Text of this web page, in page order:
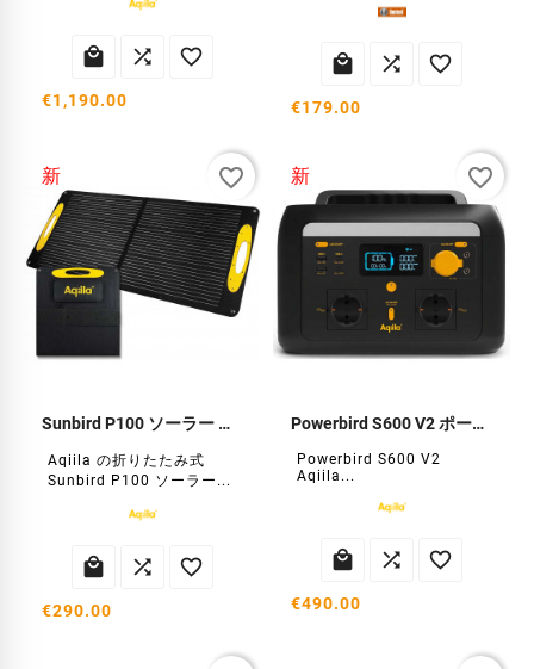
  
€1,190.00
  
€179.00
新
Sunbird P100 ソーラー パネル
Aqiila の折りたたみ式
Sunbird P100 ソーラー...
  
€290.00
favorite_border 新
Powerbird S600 V2 ポータブル電源
Powerbird S600 V2
Aqiila...
  
€490.00
favorite_border